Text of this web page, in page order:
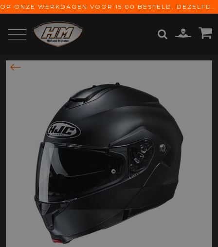
OP ONZE WERKDAGEN VOOR 15:00 BESTELD, DEZELFDE DAG VERZONDEN! GRATIS VERZENDING VANAF € 65,-